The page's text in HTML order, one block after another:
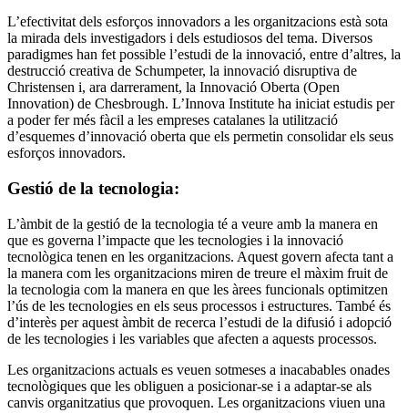
L’efectivitat dels esforços innovadors a les organitzacions està sota
la mirada dels investigadors i dels estudiosos del tema. Diversos
paradigmes han fet possible l’estudi de la innovació, entre d’altres, la
destrucció creativa de Schumpeter, la innovació disruptiva de
Christensen i, ara darrerament, la Innovació Oberta (Open
Innovation) de Chesbrough. L’Innova Institute ha iniciat estudis per
a poder fer més fàcil a les empreses catalanes la utilització
d’esquemes d’innovació oberta que els permetin consolidar els seus
esforços innovadors.
Gestió de la tecnologia:
L’àmbit de la gestió de la tecnologia té a veure amb la manera en
que es governa l’impacte que les tecnologies i la innovació
tecnològica tenen en les organitzacions. Aquest govern afecta tant a
la manera com les organitzacions miren de treure el màxim fruit de
la tecnologia com la manera en que les àrees funcionals optimitzen
l’ús de les tecnologies en els seus processos i estructures. També és
d’interès per aquest àmbit de recerca l’estudi de la difusió i adopció
de les tecnologies i les variables que afecten a aquests processos.
Les organitzacions actuals es veuen sotmeses a inacabables onades
tecnològiques que les obliguen a posicionar-se i a adaptar-se als
canvis organitzatius que provoquen. Les organitzacions viuen una